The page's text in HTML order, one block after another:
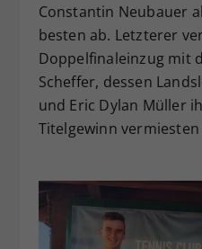
Constantin Neubauer
besten ab. Letzterer
Doppelfinaleinzug mit
Scheffer, dessen
und Eric Dylan Müller
Titelgewinn vermiesten